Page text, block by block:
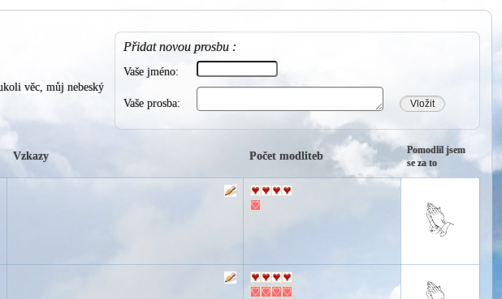
věc, můj nebeský
Přidat novou prosbu :
Vaše jméno:
Vaše prosba: Vložit
Vzkazy Počet modliteb
Pomodlil jsem
se za to